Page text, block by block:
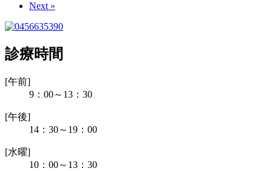
Next »
診療時間
[午前]
9：00～13：30
[午後]
14：30～19：00
[水曜]
10：00～13：30